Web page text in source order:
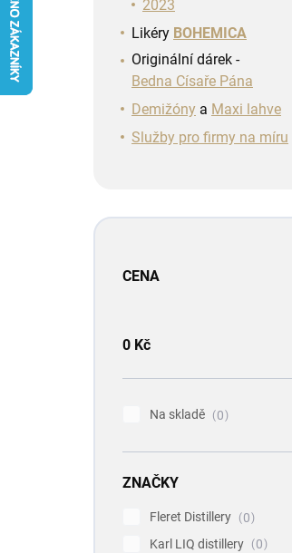
2023
Likéry BOHEMICA
Originální dárek -
Bedna Císaře Pána
Demižóny a Maxi lahve
Služby pro firmy na míru
CENA
0 Kč
Na skladě 0
ZNAČKY
Fleret Distillery
0
Karl LIQ distillery
0